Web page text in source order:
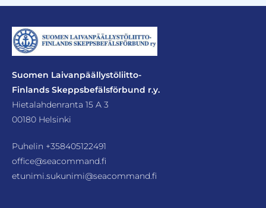
Suomen Laivanpäällystöliitto-
Finlands Skeppsbefälsförbund r.y.
Hietalahdenranta 15 A 3
00180 Helsinki
Puhelin +358405122491
office@seacommand.fi
etunimi.sukunimi@seacommand.fi